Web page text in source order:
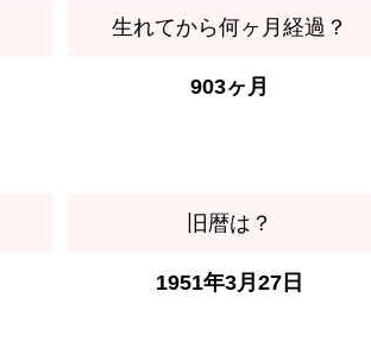
生れてから何ヶ月経過？
903ヶ月
旧暦は？
1951年3月27日